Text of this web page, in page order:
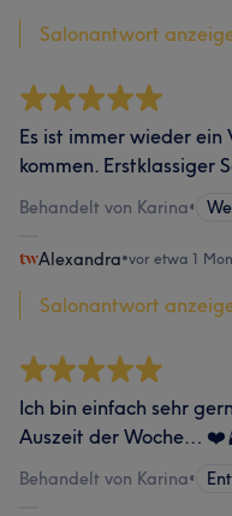
Salonantwort
Es ist immer wieder ein
kommen. Erstklassiger
Behandelt von Karina•
Alexandra•vor etwa 1
Salonantwort
Ich bin einfach sehr
Auszeit der Woche…
Behandelt von Karina•